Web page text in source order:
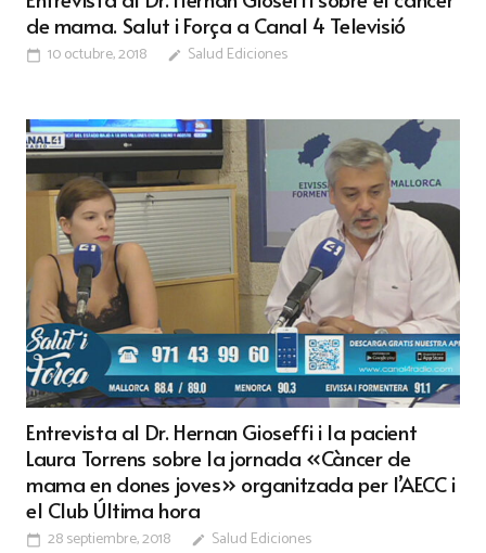
de mama. Salut i Força a Canal 4 Televisió
calendar_today 10 octubre, 2018 edit Salud Ediciones
Entrevista al Dr. Hernan Gioseffi i la pacient
Laura Torrens sobre la jornada «Càncer de
mama en dones joves» organitzada per l’AECC i
el Club Última hora
calendar_today 28 septiembre, 2018 edit Salud Ediciones